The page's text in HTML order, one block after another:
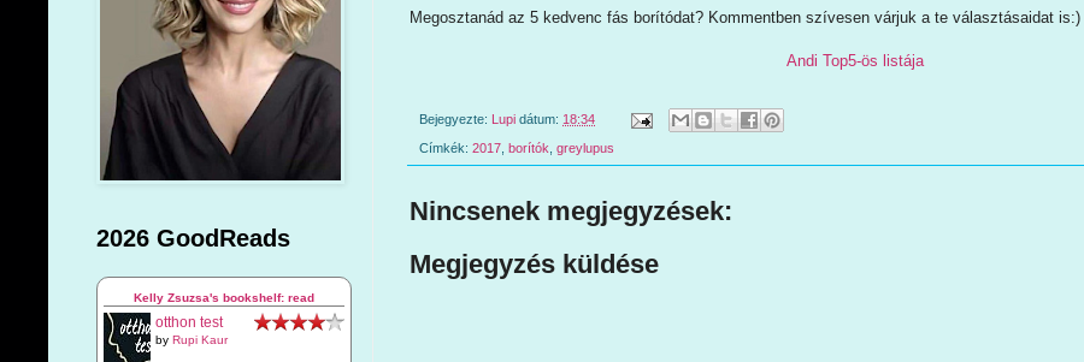
Megosztanád az 5 kedvenc fás borítódat? Kommentben szívesen várjuk a te választásaidat is:)
Andi Top5-ös listája
Bejegyezte: Lupi dátum: 18:34
Címkék: 2017 borítók greylupus
Nincsenek megjegyzések:
Megjegyzés küldése
2026 GoodReads
Kelly Zsuzsa's bookshelf: read
otthon test
by Rupi Kaur